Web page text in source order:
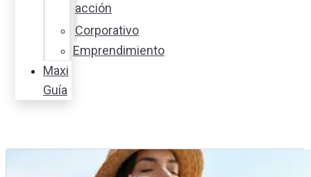
acción
Corporativo
Emprendimiento
Maxi
Guía